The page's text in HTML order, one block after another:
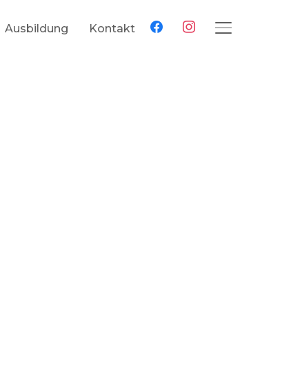
facebookinstagram
Ausbildung Kontakt